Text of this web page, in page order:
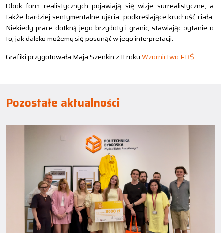
Obok form realistycznych pojawiają się wizje surrealistyczne, a
także bardziej sentymentalne ujęcia, podkreślające kruchość ciała.
Niekiedy prace dotkną jego brzydoty i granic, stawiając pytanie o
to, jak daleko możemy się posunąć w jego interpretacji.
Grafiki przygotowała Maja Szenkin z II rokuWzornictwo PBŚ.
Pozostałe aktualności